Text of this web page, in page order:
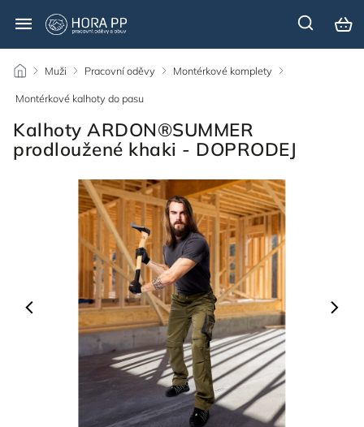
/ Muži / Pracovní oděvy / Montérkové komplety /
Montérkové kalhoty do pasu
Kalhoty ARDON®SUMMER
prodloužené khaki - DOPRODEJ